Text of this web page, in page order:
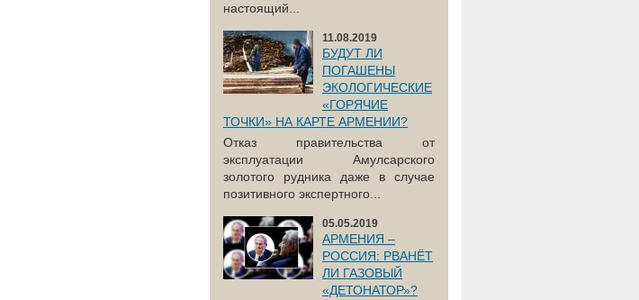
настоящий...
11.08.2019
БУДУТ ЛИ
ПОГАШЕНЫ
ЭКОЛОГИЧЕСКИЕ
«ГОРЯЧИЕ
ТОЧКИ» НА КАРТЕ АРМЕНИИ?
Отказ правительства от
эксплуатации Амулсарского
золотого рудника даже в случае
позитивного экспертного...
05.05.2019
АРМЕНИЯ –
РОССИЯ: РВАНЁТ
ЛИ ГАЗОВЫЙ
«ДЕТОНАТОР»?